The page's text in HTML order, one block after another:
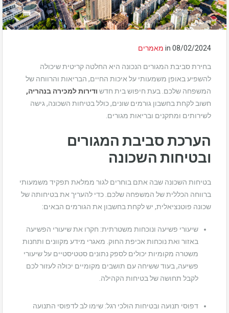
08/02/2024
in מאמרים
בחירת סביבת המגורים הנכונה היא החלטה קריטית שיכולה
להשפיע באופן משמעותי על איכות החיים, הבריאות והרווחה של
המשפחה שלכם. בעת חיפוש בית חדש ודירות למכירה בנהריה,
חשוב לקחת בחשבון גורמים שונים, כולל בטיחות השכונה, גישה
לשירותים ומתקנים ובריאות מגורים.
הערכת סביבת המגורים
ובטיחות השכונה
בטיחות השכונה שבה אתם בוחרים לגור ממלאת תפקיד משמעותי
ברווחה הכללית של המשפחה שלכם. כדי להעריך את בטיחותה של
שכונה פוטנציאלית, יש לקחת בחשבון את הגורמים הבאים:
שיעורי פשיעה ונוכחות משטרתית: חקרו את שיעורי הפשיעה
באזור ואת נוכחות אכיפת החוק. מאגרי מידע מקוונים ותחנות
משטרה מקומיות יכולים לספק נתונים סטטיסטיים על שיעורי
פשיעה, בעוד ששיחה עם תושבים מקומיים יכולה לעזור לכם
לקבל תחושה של בטיחות הקהילה.
דפוסי תנועה ובטיחות הולכי רגל: שימו לב לדפוסי התנועה